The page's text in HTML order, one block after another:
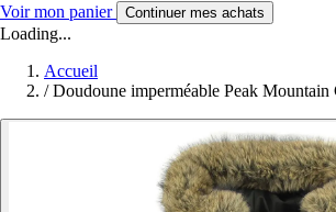
Voir mon panier Continuer mes achats
Loading...
Accueil
/ Doudoune imperméable Peak Mountain